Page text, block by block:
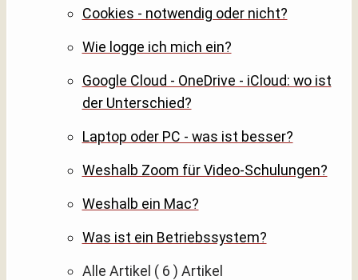
Cookies - notwendig oder nicht?
Wie logge ich mich ein?
Google Cloud - OneDrive - iCloud: wo ist
der Unterschied?
Laptop oder PC - was ist besser?
Weshalb Zoom für Video-Schulungen?
Weshalb ein Mac?
Was ist ein Betriebssystem?
Alle Artikel ( 6 ) Artikel